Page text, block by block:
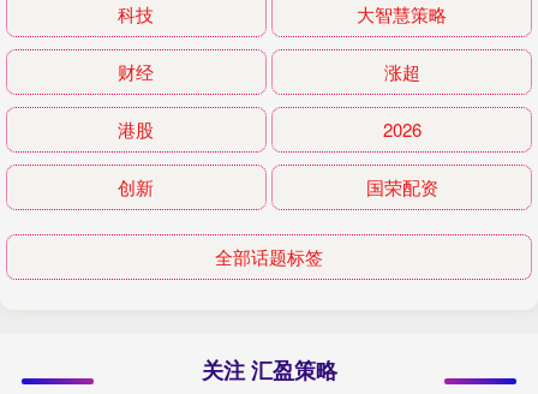
科技 大智慧策略
财经 涨超
港股 2026
创新 国荣配资
全部话题标签
关注 汇盈策略